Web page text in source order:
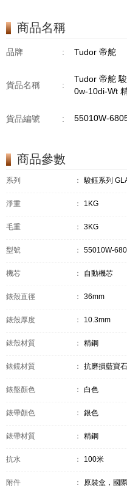
商品名稱
品牌 : Tudor 帝舵
貨品名稱 :
Tudor 帝舵
0w-10di-Wt
貨品編號 : 55010W-
商品參數
系列 ： 駿鈺系列
淨重 ： 1KG
毛重 ： 3KG
型號 ： 55010W-
機芯 ： 自動機芯
錶殼直徑 ： 36mm
錶殼厚度 ： 10.3mm
錶殼材質 ： 精鋼
錶鏡材質 ： 抗磨損藍寶
錶盤顏色 ： 白色
錶帶顏色 ： 銀色
錶帶材質 ： 精鋼
抗水 ： 100米
附件 ： 原裝盒，國